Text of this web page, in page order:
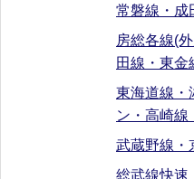
常磐線・成
房総各線(
田線・東金
東海道線・
ン・高崎線
武蔵野線・
総武線快速